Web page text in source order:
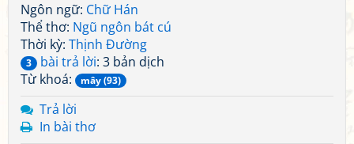
Ngôn ngữ: Chữ Hán
Thể thơ: Ngũ ngôn bát cú
Thời kỳ: Thịnh Đường
3 bài trả lời: 3 bản dịch
Từ khoá:
mây (93)
Trả lời
In bài thơ